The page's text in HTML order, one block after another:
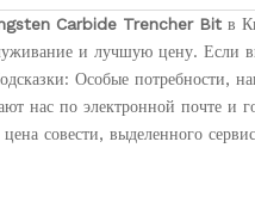
Carbide Trencher Bitв
и лучшую цену. Если
Особые потребности,
нас по электронной почте и
совести, выделенного